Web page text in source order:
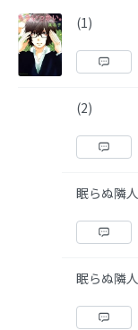
(1)
(2)
眠らぬ隣
眠らぬ隣